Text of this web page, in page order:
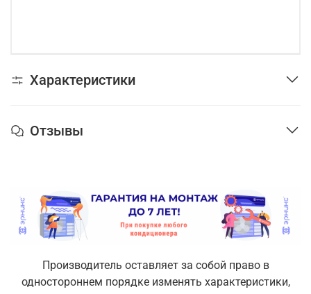
Характеристики
Отзывы
Производитель оставляет за собой право в
одностороннем порядке изменять характеристики,